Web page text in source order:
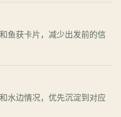
鱼获卡片，减少出发前的信
水边情况，优先沉淀到对应